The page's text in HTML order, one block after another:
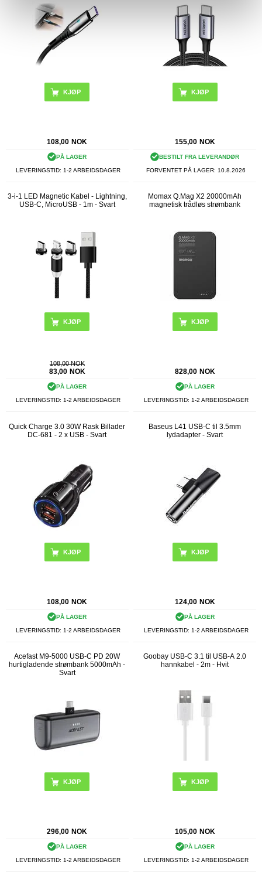
108,00 NOK
PÅ LAGER
LEVERINGSTID: 1-2 ARBEIDSDAGER
155,00 NOK
BESTILT FRA LEVERANDØR
FORVENTET PÅ LAGER: 10.8.2026
3-i-1 LED Magnetic Kabel - Lightning,
USB-C, MicroUSB - 1m - Svart
108,00 NOK
83,00 NOK
PÅ LAGER
LEVERINGSTID: 1-2 ARBEIDSDAGER
Momax Q.Mag X2 20000mAh
magnetisk trådløs strømbank
KJØP
828,00 NOK
PÅ LAGER
LEVERINGSTID: 1-2 ARBEIDSDAGER
Quick Charge 3.0 30W Rask Billader
DC-681 - 2 x USB - Svart
108,00 NOK
PÅ LAGER
LEVERINGSTID: 1-2 ARBEIDSDAGER
Baseus L41 USB-C til 3.5mm
lydadapter - Svart
124,00 NOK
PÅ LAGER
LEVERINGSTID: 1-2 ARBEIDSDAGER
Acefast M9-5000 USB-C PD 20W
hurtigladende strømbank 5000mAh -
Svart
296,00 NOK
PÅ LAGER
LEVERINGSTID: 1-2 ARBEIDSDAGER
Goobay USB-C 3.1 til USB-A 2.0
hannkabel - 2m - Hvit
105,00 NOK
PÅ LAGER
LEVERINGSTID: 1-2 ARBEIDSDAGER